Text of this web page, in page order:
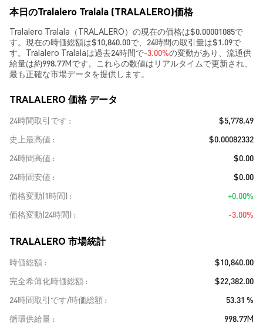
本日のTralalero Tralala (TRALALERO)価格
Tralalero Tralala（TRALALERO）の現在の価格は$0.00001085で
す。現在の時価総額は$10,840.00で、24時間の取引量は$1.09で
す。Tralalero Tralalaは過去24時間で-3.00%の変動があり、流通供
給量は約998.77Mです。これらの数値はリアルタイムで更新され、
最も正確な市場データを提供します。
TRALALERO 価格 データ
24時間取引です
$5,778.49
史上最高値
$0.00082332
24時間高値
$0.00
24時間安値
$0.00
価格変動(1時間)
+0.00%
価格変動(24時間)
-3.00%
TRALALERO 市場統計
時価総額
$10,840.00
完全希薄化時価総額
$22,382.00
24時間取引です/時価総額
53.31 %
循環供給量
998.77M